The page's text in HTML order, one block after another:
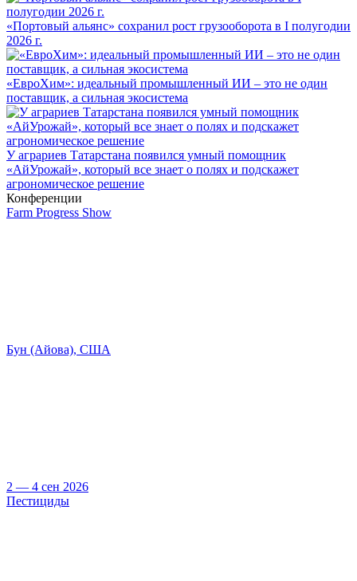
«Портовый альянс» сохранил рост грузооборота в I полугодии
2026 г.
«ЕвроХим»: идеальный промышленный ИИ – это не один
поставщик, а сильная экосистема
У аграриев Татарстана появился умный помощник
«АйУрожай», который все знает о полях и подскажет
агрономическое решение
Конференции
Farm Progress Show
Бун (Айова), США
2 — 4 сен 2026
Пестициды